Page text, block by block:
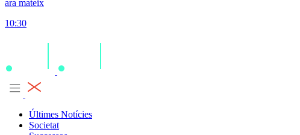
ara mateix
10:30
Últimes Notícies
Societat